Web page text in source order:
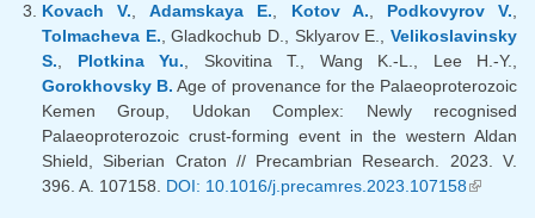
Kovach V.,Adamskaya E., Kotov A., Podkovyrov V.,
Tolmacheva E., Gladkochub D., Sklyarov E.,Velikoslavinsky
S., Plotkina Yu., Skovitina T., Wang K.-L., Lee H.-Y.,
Gorokhovsky B. Age of provenance for the Palaeoproterozoic
Kemen Group, Udokan Complex: Newly recognised
Palaeoproterozoic crust-forming event in the western Aldan
Shield, Siberian Craton // Precambrian Research. 2023. V.
396. A. 107158. DOI: 10.1016/j.precamres.2023.107158